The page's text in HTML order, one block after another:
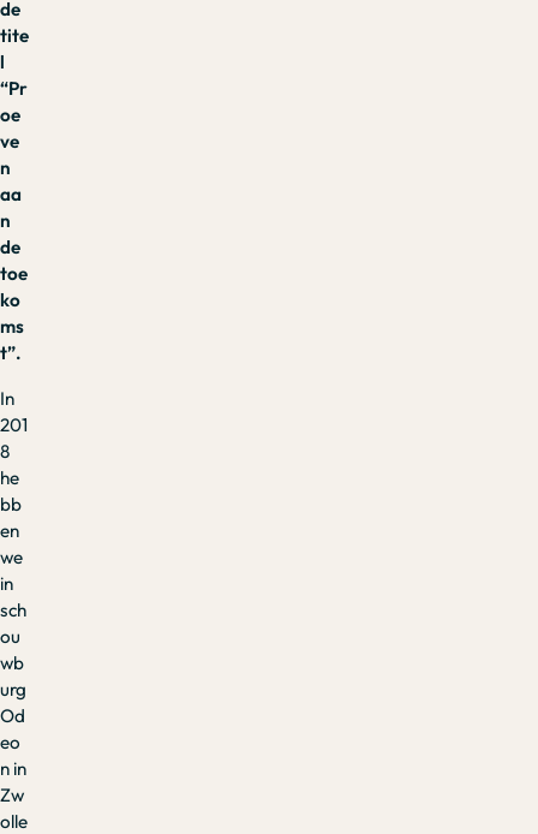
de
tite
l
“Pr
oe
ve
n
aa
n
de
toe
ko
ms
t”.
In
201
8
he
bb
en
we
in
sch
ou
wb
urg
Od
eo
n in
Zw
olle